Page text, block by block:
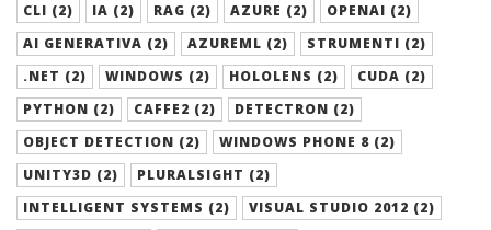
CLI (2)
IA (2) RAG (2) AZURE (2)
OPENAI (2)
AI GENERATIVA (2)
AZUREML (2)
STRUMENTI (2)
.NET (2)
WINDOWS (2) HOLOLENS (2)
CUDA (2)
PYTHON (2)
CAFFE2 (2)
DETECTRON (2)
OBJECT DETECTION (2)
WINDOWS PHONE 8 (2)
UNITY3D (2)
PLURALSIGHT (2)
INTELLIGENT SYSTEMS (2)
VISUAL STUDIO 2012 (2)